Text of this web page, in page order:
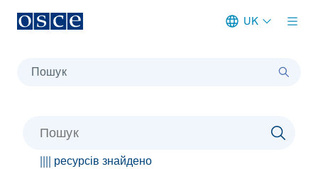
UK
Пошук
|||| ресурсів знайдено